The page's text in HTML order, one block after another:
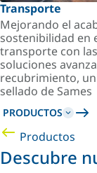
Transporte
Mejorando el
sostenibilidad en
transporte con las
soluciones
recubrimiento,
sellado de Sames
PRODUCTOS
Productos
Descubre